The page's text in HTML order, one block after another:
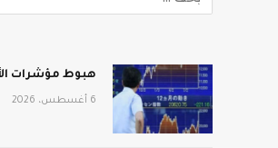
هبوط مؤشرات
6 أغسطس، 2026